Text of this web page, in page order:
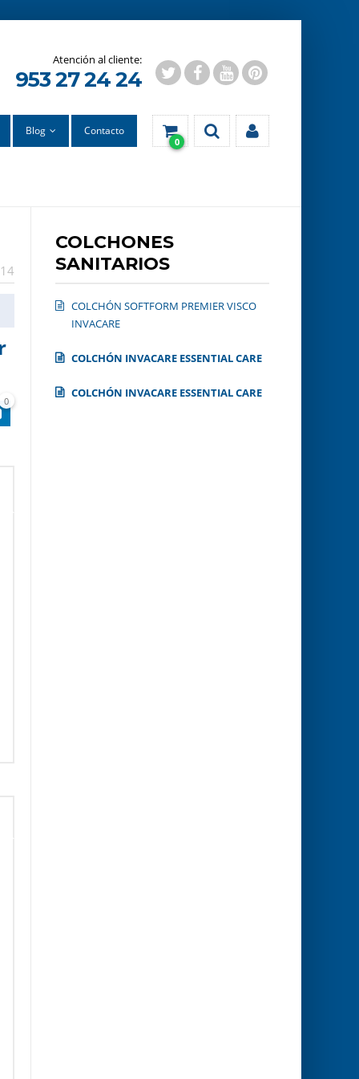
953 27 24 24
Blog Contacto
0
0
COLCHONES
SANITARIOS
COLCHÓN SOFTFORM PREMIER VISCO
INVACARE
COLCHÓN INVACARE ESSENTIAL CARE
COLCHÓN INVACARE ESSENTIAL CARE